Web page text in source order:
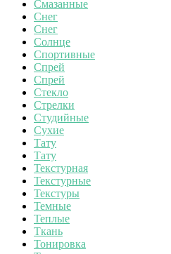
Смазанные
Снег
Снег
Солнце
Спортивные
Спрей
Спрей
Стекло
Стрелки
Студийные
Сухие
Тату
Тату
Текстурная
Текстурные
Текстуры
Темные
Теплые
Ткань
Тонировка